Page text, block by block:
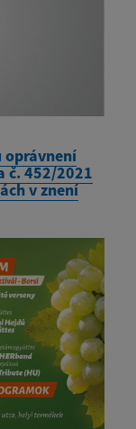
oprávnení
č. 452/2021
v znení